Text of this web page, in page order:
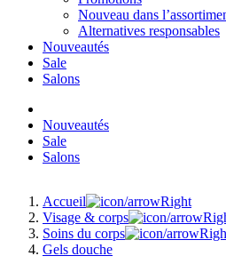
Nouveau dans
Alternatives responsables
Nouveautés
Sale
Salons
Nouveautés
Sale
Salons
Accueil
Visage & corps
Soins du corps
Gels douche